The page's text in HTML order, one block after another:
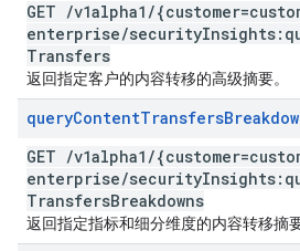
GET /v1alpha1 /
enterprise/security
Transfers
返回指定客户的内容转移的高级摘要。
queryContentTransfers
GET /v1alpha1 /
enterprise/security
TransfersBreakdowns
返回指定指标和细分维度的内容转移摘要